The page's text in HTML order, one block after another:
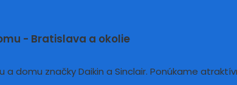
- Bratislava a okolie
domu značky Daikin a Sinclair. Ponúkame